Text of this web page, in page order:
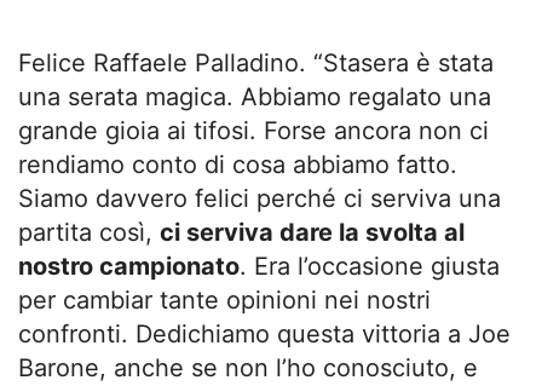
Felice Raffaele Palladino. “Stasera è stata
una serata magica. Abbiamo regalato una
grande gioia ai tifosi. Forse ancora non ci
rendiamo conto di cosa abbiamo fatto.
Siamo davvero felici perché ci serviva una
partita così, ci serviva dare la svolta al
nostro campionato. Era l’occasione giusta
per cambiar tante opinioni nei nostri
confronti. Dedichiamo questa vittoria a Joe
Barone, anche se non l’ho conosciuto, e